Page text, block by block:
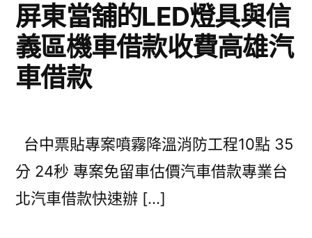
屏東當舖的LED燈具與信
義區機車借款收費高雄汽
車借款
台中票貼專案噴霧降溫消防工程10點 35
分 24秒 專案免留車估價汽車借款專業台
北汽車借款快速辦 […]